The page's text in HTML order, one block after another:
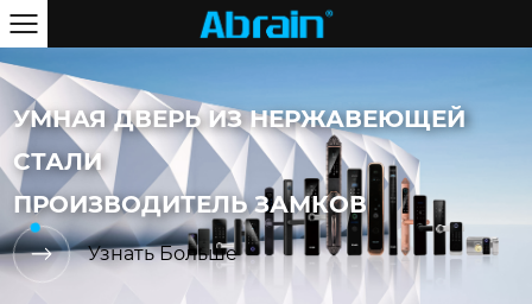
УМНАЯ ДВЕРЬ ИЗ НЕРЖАВЕЮЩЕЙ
СТАЛИ
ПРОИЗВОДИТЕЛЬ ЗАМКОВ
Узнать Больше